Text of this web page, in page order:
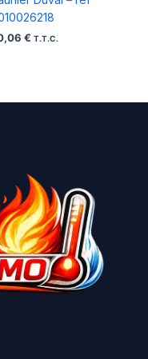
€ T.T.C.